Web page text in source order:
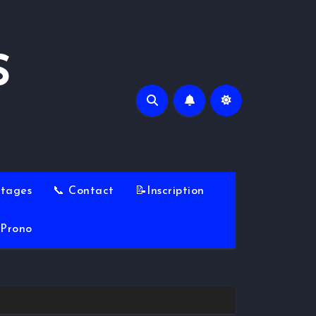
📞 Contact 📝Inscription